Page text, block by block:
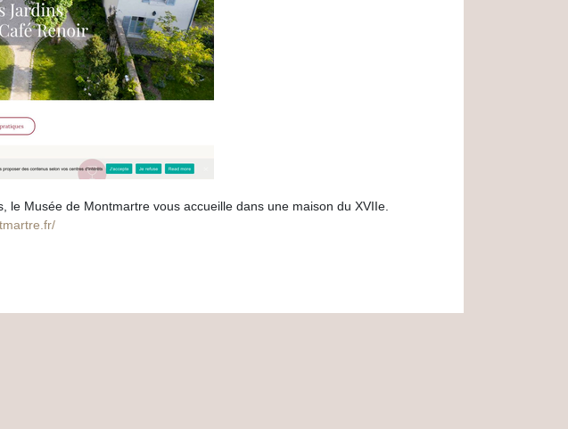
Musée de Montmartre vous accueille dans une maison du XVIIe.